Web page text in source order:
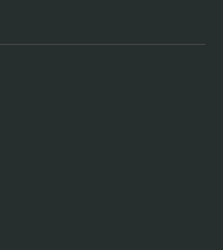
был признан
1 УК РК и
свободы с
представители
Томирис,